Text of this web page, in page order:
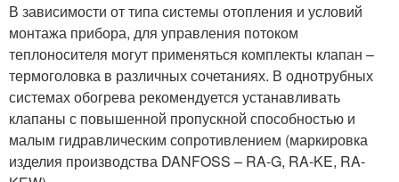
В зависимости от типа системы отопления и условий
монтажа прибора, для управления потоком
теплоносителя могут применяться комплекты клапан –
термоголовка в различных сочетаниях. В однотрубных
системах обогрева рекомендуется устанавливать
клапаны с повышенной пропускной способностью и
малым гидравлическим сопротивлением (маркировка
изделия производства DANFOSS – RA-G, RA-KE, RA-